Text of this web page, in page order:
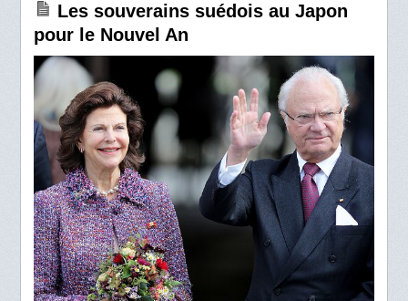
Les souverains suédois au Japon
pour le Nouvel An